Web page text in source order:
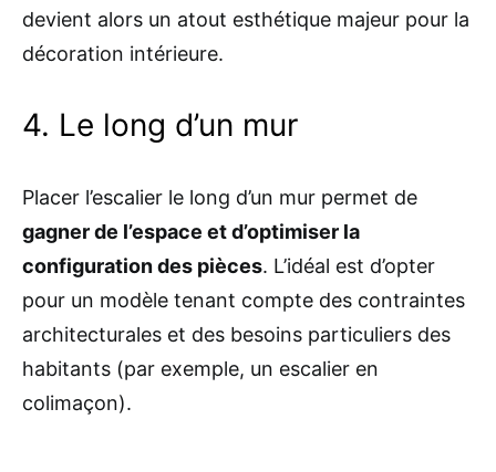
devient alors un atout esthétique majeur pour la
décoration intérieure.
4. Le long d’un mur
Placer l’escalier le long d’un mur permet de
gagner de l’espace et d’optimiser la
configuration des pièces. L’idéal est d’opter
pour un modèle tenant compte des contraintes
architecturales et des besoins particuliers des
habitants (par exemple, un escalier en
colimaçon).